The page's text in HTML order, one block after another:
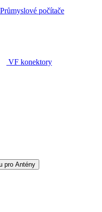
Průmyslové počítače
VF konektory
pro Antény